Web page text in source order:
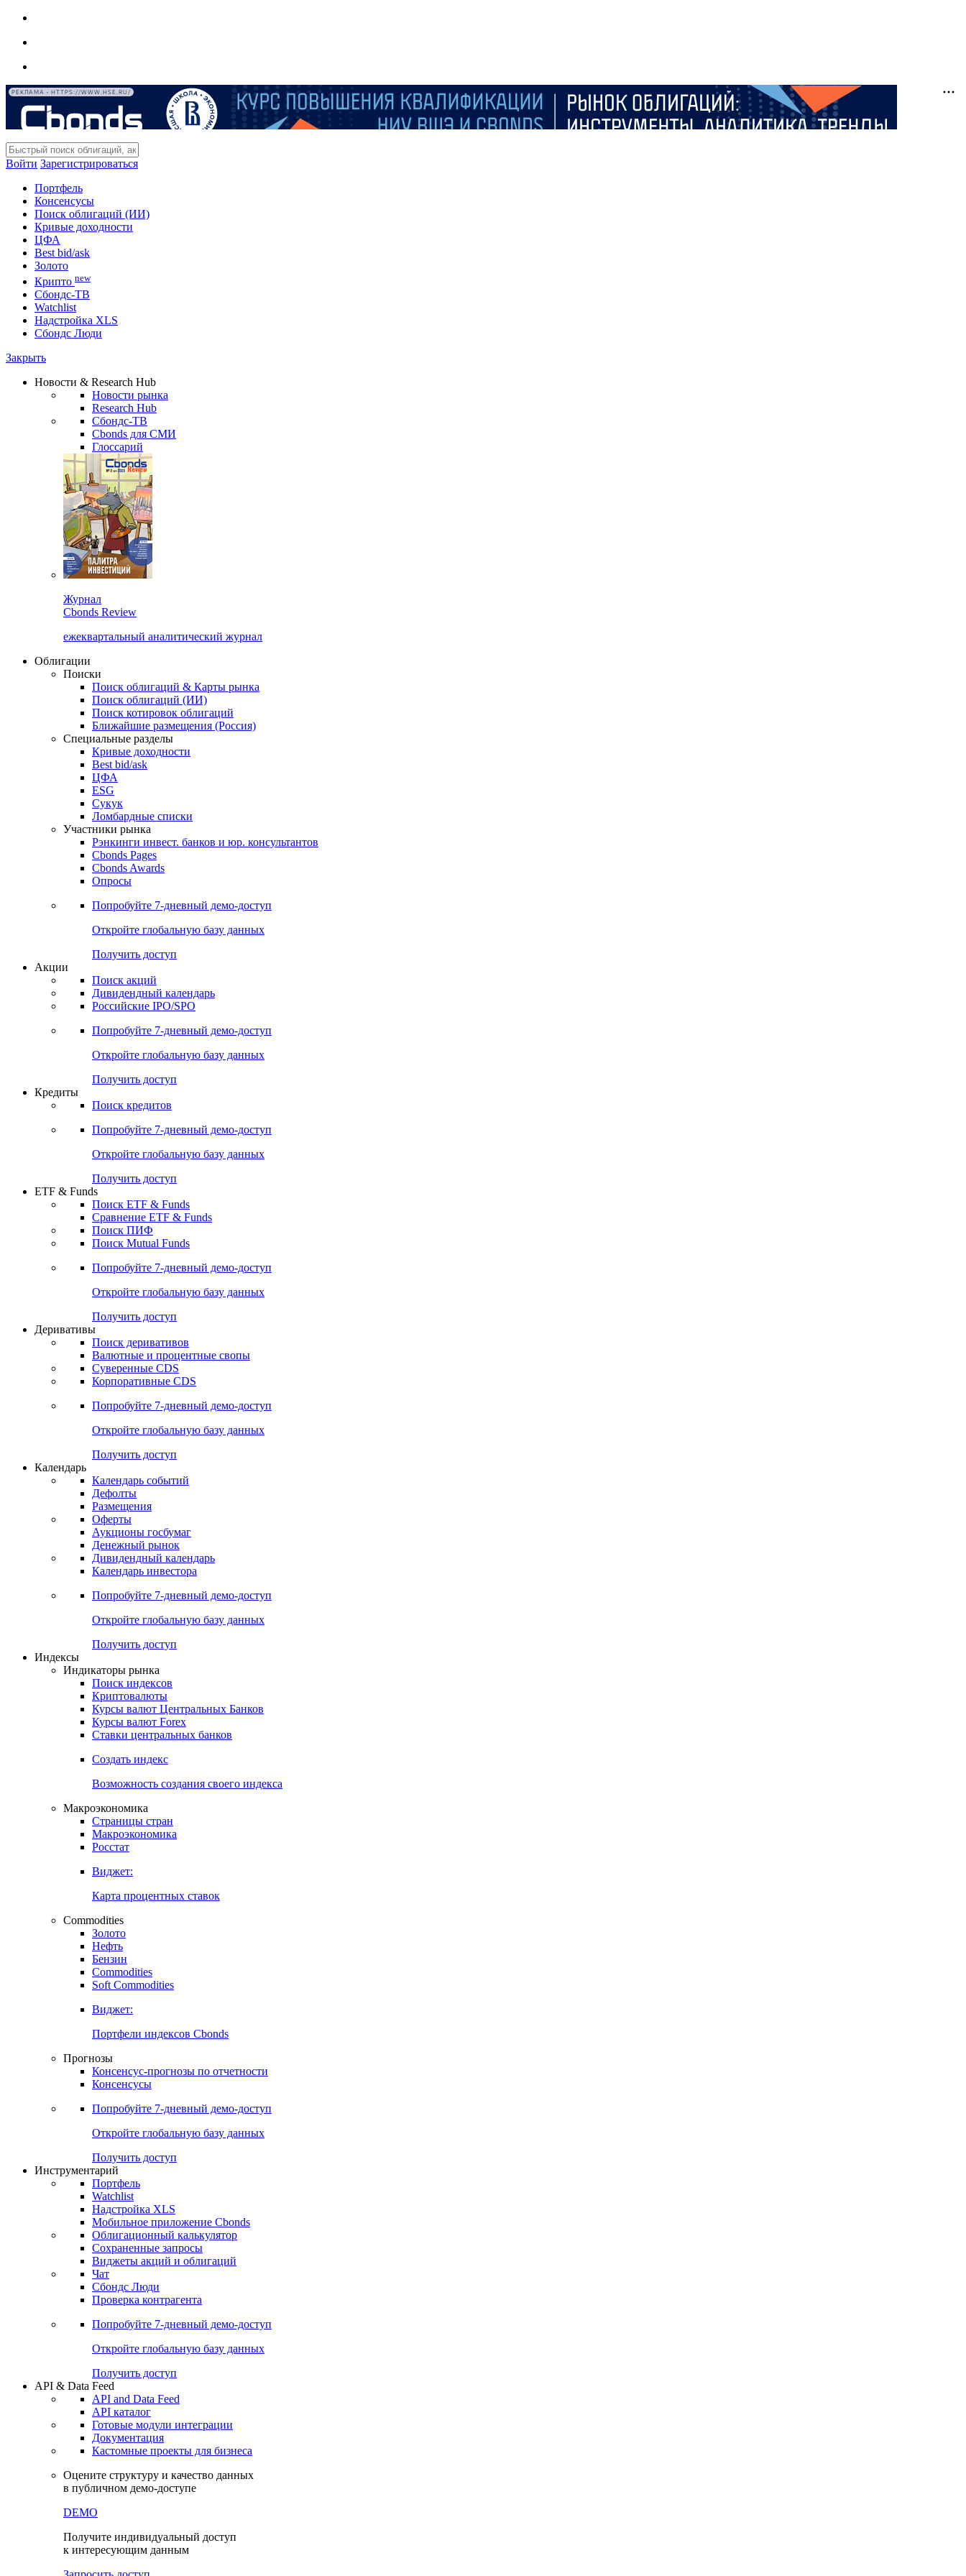
РЕКЛАМА • HTTPS://WWW.HSE.RU/
Войти Зарегистрироваться
Портфель
Консенсусы
Поиск облигаций (ИИ)
Кривые доходности
ЦФА
Best bid/ask
Золото
Крипто new
Сбондс-ТВ
Watchlist
Надстройка XLS
Сбондс Люди
Закрыть
Новости & Research Hub
Новости рынка
Research Hub
Сбондс-ТВ
Cbonds для СМИ
Глоссарий
Журнал
Cbonds Review
ежеквартальный аналитический журнал
Облигации
Поиски
Поиск облигаций & Карты рынка
Поиск облигаций (ИИ)
Поиск котировок облигаций
Ближайшие размещения (Россия)
Специальные разделы
Кривые доходности
Best bid/ask
ЦФА
ESG
Сукук
Ломбардные списки
Участники рынка
Рэнкинги инвест. банков и юр. консультантов
Cbonds Pages
Cbonds Awards
Опросы
Попробуйте 7-дневный демо-доступ
Откройте глобальную базу данных
Получить доступ
Акции
Поиск акций
Дивидендный календарь
Российские IPO/SPO
Попробуйте 7-дневный демо-доступ
Откройте глобальную базу данных
Получить доступ
Кредиты
Поиск кредитов
Попробуйте 7-дневный демо-доступ
Откройте глобальную базу данных
Получить доступ
ETF & Funds
Поиск ETF & Funds
Сравнение ETF & Funds
Поиск ПИФ
Поиск Mutual Funds
Попробуйте 7-дневный демо-доступ
Откройте глобальную базу данных
Получить доступ
Деривативы
Поиск деривативов
Валютные и процентные свопы
Суверенные CDS
Корпоративные CDS
Попробуйте 7-дневный демо-доступ
Откройте глобальную базу данных
Получить доступ
Календарь
Календарь событий
Дефолты
Размещения
Оферты
Аукционы госбумаг
Денежный рынок
Дивидендный календарь
Календарь инвестора
Попробуйте 7-дневный демо-доступ
Откройте глобальную базу данных
Получить доступ
Индексы
Индикаторы рынка
Поиск индексов
Криптовалюты
Курсы валют Центральных Банков
Курсы валют Forex
Ставки центральных банков
Создать индекс
Возможность создания своего индекса
Макроэкономика
Страницы стран
Макроэкономика
Росстат
Виджет:
Карта процентных ставок
Commodities
Золото
Нефть
Бензин
Commodities
Soft Commodities
Виджет:
Портфели индексов Cbonds
Прогнозы
Консенсус-прогнозы по отчетности
Консенсусы
Попробуйте 7-дневный демо-доступ
Откройте глобальную базу данных
Получить доступ
Инструментарий
Портфель
Watchlist
Надстройка XLS
Мобильное приложение Cbonds
Облигационный калькулятор
Сохраненные запросы
Виджеты акций и облигаций
Чат
Сбондс Люди
Проверка контрагента
Попробуйте 7-дневный демо-доступ
Откройте глобальную базу данных
Получить доступ
API & Data Feed
API and Data Feed
API каталог
Готовые модули интеграции
Документация
Кастомные проекты для бизнеса
Оцените структуру и качество данных
в публичном демо-доступе
DEMO
Получите индивидуальный доступ
к интересующим данным